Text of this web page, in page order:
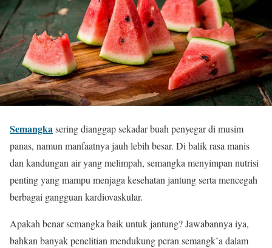
Semangkasering dianggap sekadar buah penyegar di musim
panas, namun manfaatnya jauh lebih besar. Di balik rasa manis
dan kandungan air yang melimpah, semangka menyimpan nutrisi
penting yang mampu menjaga kesehatan jantung serta mencegah
berbagai gangguan kardiovaskular.
Apakah benar semangka baik untuk jantung? Jawabannya iya,
bahkan banyak penelitian mendukung peran semangk’a dalam